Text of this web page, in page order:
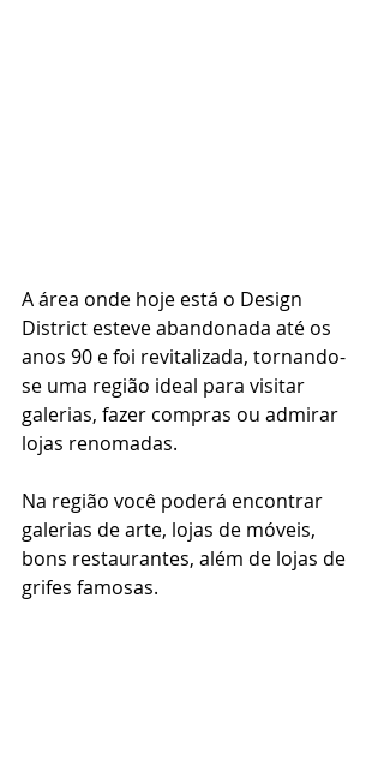
A área onde hoje está o Design
District esteve abandonada até os
anos 90 e foi revitalizada, tornando-
se uma região ideal para visitar
galerias, fazer compras ou admirar
lojas renomadas.
Na região você poderá encontrar
galerias de arte, lojas de móveis,
bons restaurantes, além de lojas de
grifes famosas.